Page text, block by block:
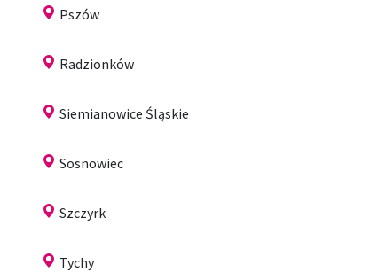
Pszów
Radzionków
Siemianowice Śląskie
Sosnowiec
Szczyrk
Tychy